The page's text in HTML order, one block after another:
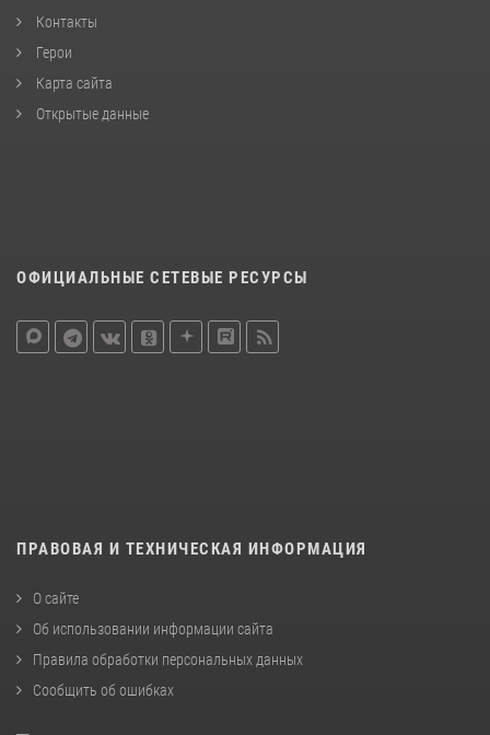
Контакты
Герои
Карта сайта
Открытые данные
ОФИЦИАЛЬНЫЕ СЕТЕВЫЕ РЕСУРСЫ
ПРАВОВАЯ И ТЕХНИЧЕСКАЯ ИНФОРМАЦИЯ
О сайте
Об использовании информации сайта
Правила обработки персональных данных
Сообщить об ошибках